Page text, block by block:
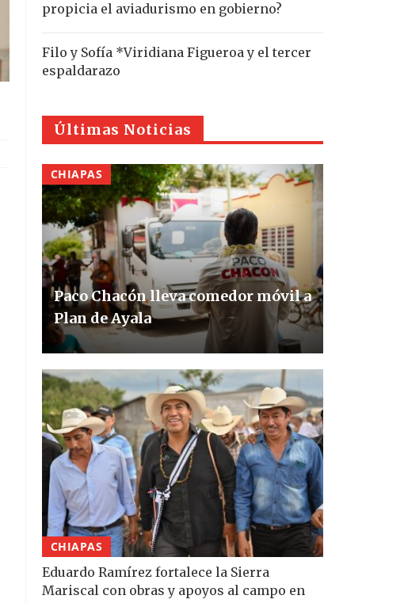
propicia el aviadurismo en gobierno?
Filo y Sofía *Viridiana Figueroa y el tercer
espaldarazo
Últimas Noticias
CHIAPAS
Paco Chacón lleva comedor móvil a
Plan de Ayala
CHIAPAS
Eduardo Ramírez fortalece la Sierra
Mariscal con obras y apoyos al campo en